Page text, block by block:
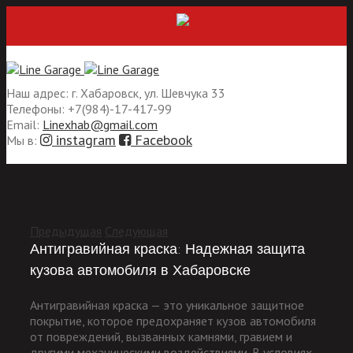
РАССРОЧКА БЕЗ ПЕРЕПЛАТ
Наш адрес: г. Хабаровск, ул. Шевчука 33
Телефоны: +7(984)-17-417-99
Email: Linexhab@gmail.com
Мы в:
instagram Facebook
Предыдущая Следующая
Антигравийная краска: Надежная защита
кузова автомобиля в Хабаровске
Антигравийная краска — это уникальное защитное
покрытие, которое предохраняет кузов автомобиля
от повреждений, вызванных камнями, гравием и